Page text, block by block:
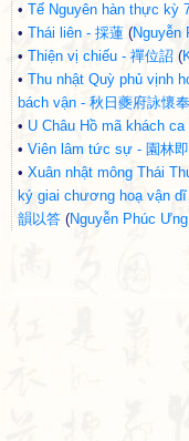
• Tế Nguyên hàn thực kỳ
• Thái liên - 採蓮 (Nguyễn
• Thiện vị chiếu - 禪位詔 (
• Thu nhật Quỳ phủ vịnh
bách vận - 秋日夔府詠懷
• U Châu Hồ mã khách
• Viên lâm tức sự - 園林
• Xuân nhật mông Thái
ký giai chương hoạ vận
韻以答 (Nguyễn Phúc